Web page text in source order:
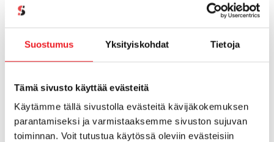
Suostumus Yksityiskohdat Tietoja
Tämä sivusto käyttää evästeitä
Käytämme tällä sivustolla evästeitä kävijäkokemuksen
parantamiseksi ja varmistaaksemme sivuston sujuvan
toiminnan. Voit tutustua käytössä oleviin evästeisiin
SaaS-aiheiset artikkelit
SaaShop tuotteet & uutiset
Tiimi tutuksi
Tukiartikkelit